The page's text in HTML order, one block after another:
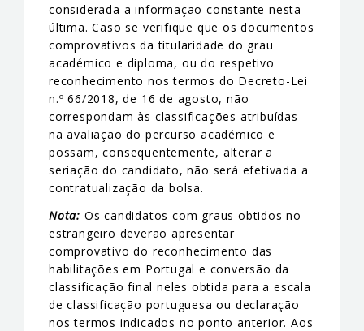
considerada a informação constante nesta
última. Caso se verifique que os documentos
comprovativos da titularidade do grau
académico e diploma, ou do respetivo
reconhecimento nos termos do Decreto-Lei
n.º 66/2018, de 16 de agosto, não
correspondam às classificações atribuídas
na avaliação do percurso académico e
possam, consequentemente, alterar a
seriação do candidato, não será efetivada a
contratualização da bolsa.
Nota: Os candidatos com graus obtidos no
estrangeiro deverão apresentar
comprovativo do reconhecimento das
habilitações em Portugal e conversão da
classificação final neles obtida para a escala
de classificação portuguesa ou declaração
nos termos indicados no ponto anterior. Aos